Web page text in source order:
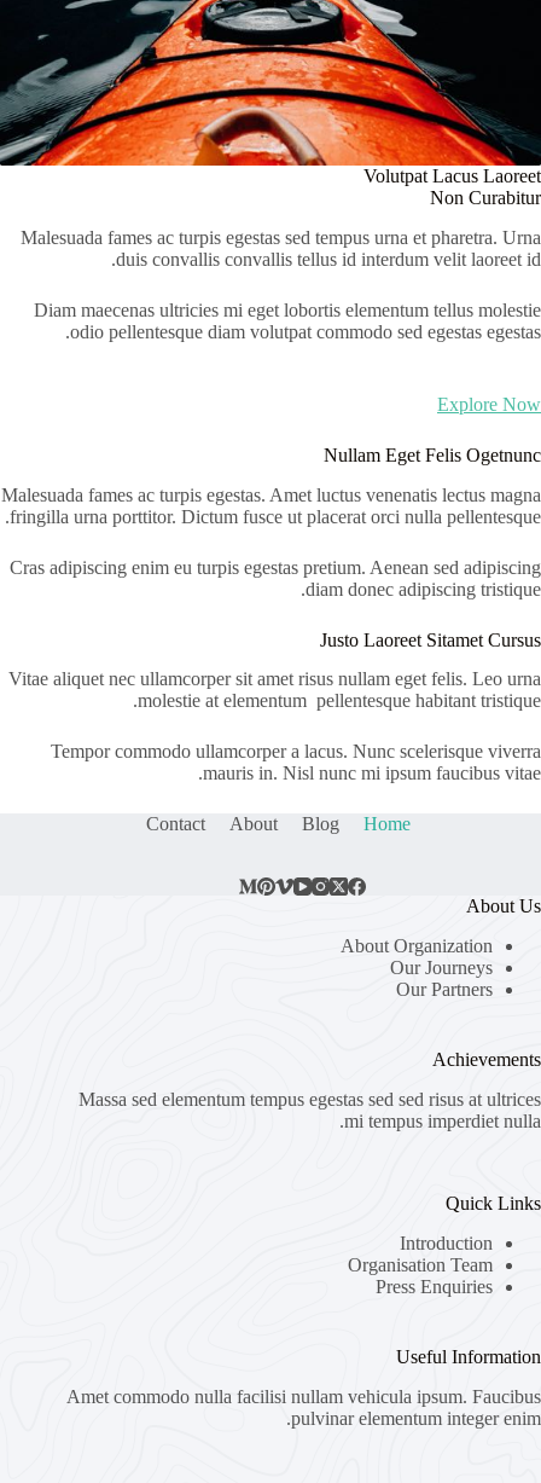
Volutpat Lacus Laoreet
Non Curabitur
Malesuada fames ac turpis egestas sed tempus urna et pharetra. Urna
duis convallis convallis tellus id interdum velit laoreet id.
Diam maecenas ultricies mi eget lobortis elementum tellus molestie
odio pellentesque diam volutpat commodo sed egestas egestas.
Explore Now
Nullam Eget Felis Ogetnunc
Malesuada fames ac turpis egestas. Amet luctus venenatis lectus magna
fringilla urna porttitor. Dictum fusce ut placerat orci nulla pellentesque.
Cras adipiscing enim eu turpis egestas pretium. Aenean sed adipiscing
diam donec adipiscing tristique.
Justo Laoreet Sitamet Cursus
Vitae aliquet nec ullamcorper sit amet risus nullam eget felis. Leo urna
molestie at elementum pellentesque habitant tristique.
Tempor commodo ullamcorper a lacus. Nunc scelerisque viverra
mauris in. Nisl nunc mi ipsum faucibus vitae.
Home
Blog
About
Contact
About Us
About Organization
Our Journeys
Our Partners
Achievements
Massa sed elementum tempus egestas sed sed risus at ultrices
mi tempus imperdiet nulla.
Quick Links
Introduction
Organisation Team
Press Enquiries
Useful Information
Amet commodo nulla facilisi nullam vehicula ipsum. Faucibus
pulvinar elementum integer enim.